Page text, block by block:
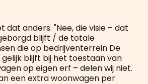
dat anders. "Nee, die visie – dat
blijft / de totale
die op bedrijventerrein De
blijft bij het toestaan van
op eigen erf – delen wij niet.
een extra woonwagen per